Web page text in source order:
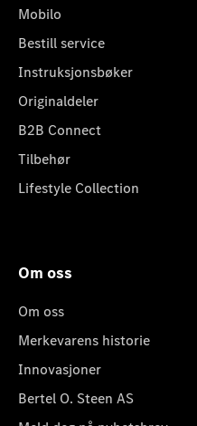
Mobilo
Bestill service
Instruksjonsbøker
Originaldeler
B2B Connect
Tilbehør
Lifestyle Collection
Om oss
Om oss
Merkevarens historie
Innovasjoner
Bertel O. Steen AS